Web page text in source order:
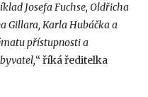
Josefa Fuchse, Oldřicha
Gillara, Karla Hubáčka a
přístupnosti a
“ říká ředitelka